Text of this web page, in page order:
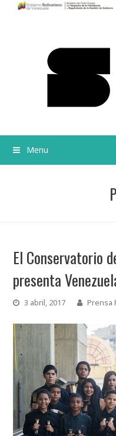
Menu
El Conservatorio
presenta
3 abril, 2017 Prensa